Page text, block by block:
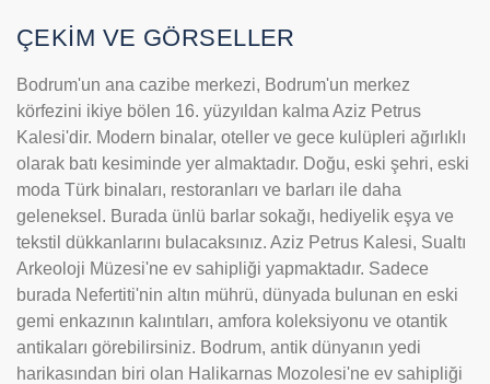
ÇEKİM VE GÖRSELLER
Bodrum'un ana cazibe merkezi, Bodrum'un merkez
körfezini ikiye bölen 16. yüzyıldan kalma Aziz Petrus
Kalesi'dir. Modern binalar, oteller ve gece kulüpleri ağırlıklı
olarak batı kesiminde yer almaktadır. Doğu, eski şehri, eski
moda Türk binaları, restoranları ve barları ile daha
geleneksel. Burada ünlü barlar sokağı, hediyelik eşya ve
tekstil dükkanlarını bulacaksınız. Aziz Petrus Kalesi, Sualtı
Arkeoloji Müzesi'ne ev sahipliği yapmaktadır. Sadece
burada Nefertiti'nin altın mührü, dünyada bulunan en eski
gemi enkazının kalıntıları, amfora koleksiyonu ve otantik
antikaları görebilirsiniz. Bodrum, antik dünyanın yedi
harikasından biri olan Halikarnas Mozolesi'ne ev sahipliği